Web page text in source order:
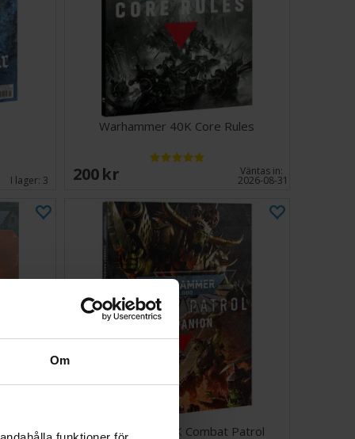
Om
monteras och levereras omålad.
av denna miniatyr i Warhammer 40 000-spel kan
Warhammer Community-webbplatsen.
I lager: 3
Warhammer 40K Core Rules
200 SEK Väntas in:
2026-08-31
Warhammer 40K Combat Patrol